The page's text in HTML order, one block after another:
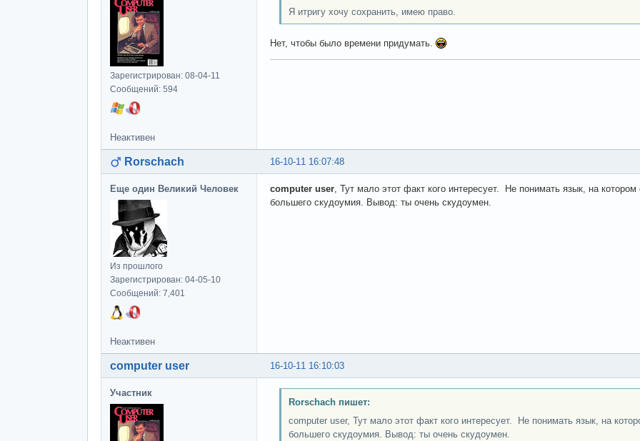
Зарегистрирован: 08-04-11
Сообщений: 594
Я итригу хочу сохранить, имею право.
Нет, чтобы было времени придумать.
Неактивен
16-10-11 16:07:48
Rorschach
Еще один Великий Человек
Из прошлого
Зарегистрирован: 04-05-10
Сообщений: 7,401
computer user , Тут мало этот факт кого интересует. Не понимать язык, на
большего скудоумия. Вывод: ты очень скудоумен.
Неактивен
16-10-11 16:10:03
computer user
Участник
Rorschach пишет:
computer user, Тут мало этот факт кого интересует. Не понимать язык, на
большего скудоумия. Вывод: ты очень скудоумен.